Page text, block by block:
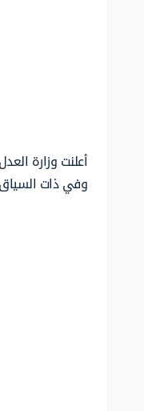
أعلنت وزارة
وفي ذات